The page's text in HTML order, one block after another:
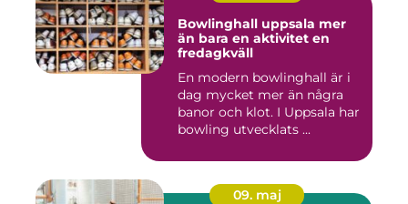
Bowlinghall uppsala mer
än bara en aktivitet en
fredagkväll
En modern bowlinghall är i
dag mycket mer än några
banor och klot. I Uppsala har
bowling utvecklats ...
09. maj